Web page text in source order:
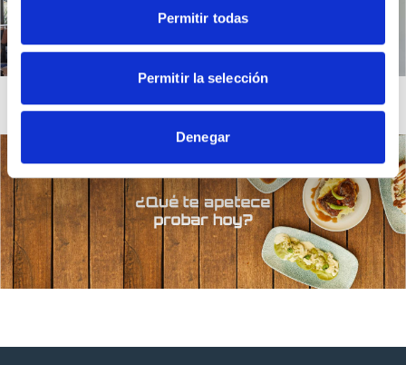
Permitir todas
Permitir la selección
Denegar